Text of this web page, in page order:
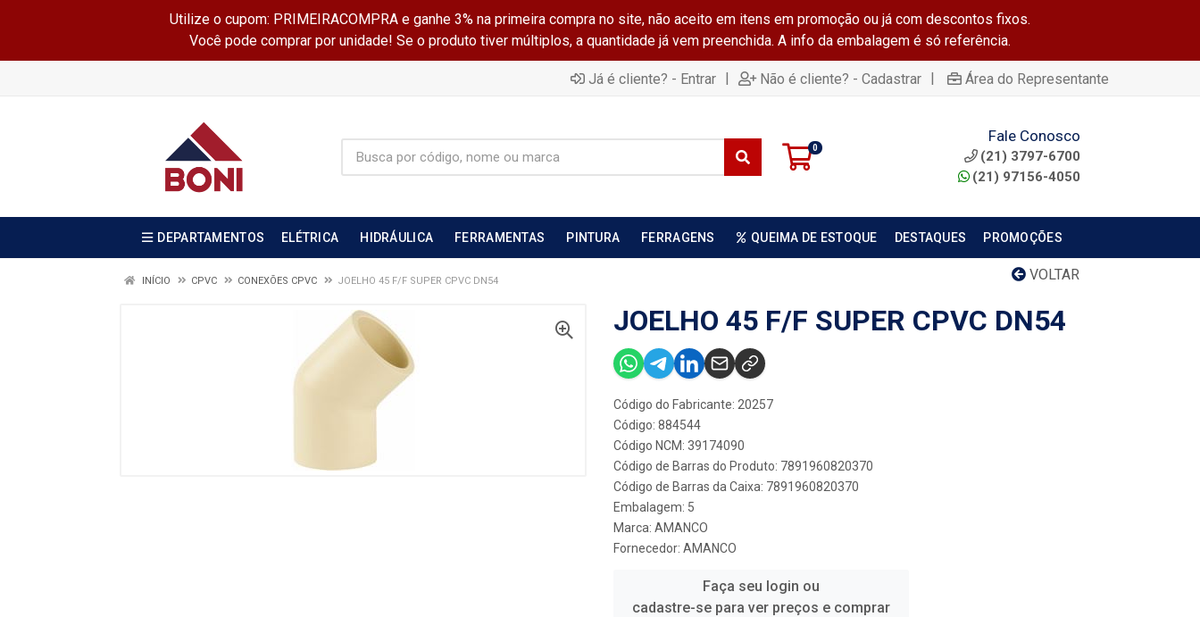
Utilize o cupom: PRIMEIRACOMPRA e ganhe 3% na primeira compra no site, não aceito em itens em promoção ou já com descontos fixos.
Você pode comprar por unidade! Se o produto tiver múltiplos, a quantidade já vem preenchida. A info da embalagem é só referência.
Já é cliente? - Entrar | Não é cliente? - Cadastrar | Área do Representante
0
Fale Conosco
(21) 3797-6700
(21) 97156-4050
DEPARTAMENTOS ELÉTRICA HIDRÁULICA FERRAMENTAS PINTURA FERRAGENS QUEIMA DE ESTOQUE DESTAQUES PROMOÇÕES
VOLTAR
INÍCIO CPVC CONEXÕES CPVC JOELHO 45 F/F SUPER CPVC DN54
JOELHO 45 F/F SUPER CPVC DN54
Código do Fabricante: 20257
Código: 884544
Código NCM: 39174090
Código de Barras do Produto: 7891960820370
Código de Barras da Caixa: 7891960820370
Embalagem: 5
Marca: AMANCO
Fornecedor: AMANCO
Faça seu login ou
cadastre-se para ver preços e comprar